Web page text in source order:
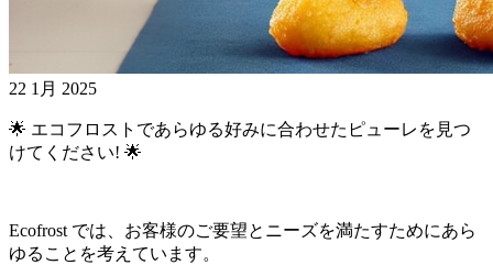
22 1月 2025
🌟 エコフロストであらゆる好みに合わせたピューレを見つ
けてください! 🌟
Ecofrost では、お客様のご要望とニーズを満たすためにあら
ゆることを考えています。